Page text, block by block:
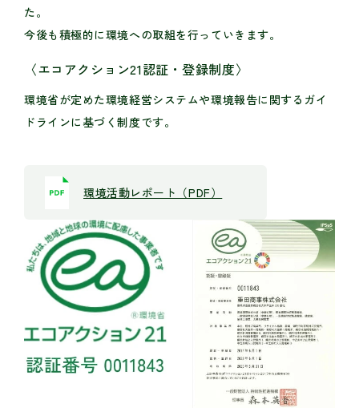
た。
今後も積極的に環境への取組を行っていきます。
〈エコアクション21認証・登録制度〉
環境省が定めた環境経営システムや環境報告に関するガイ
ドラインに基づく制度です。
環境活動レポート（PDF）